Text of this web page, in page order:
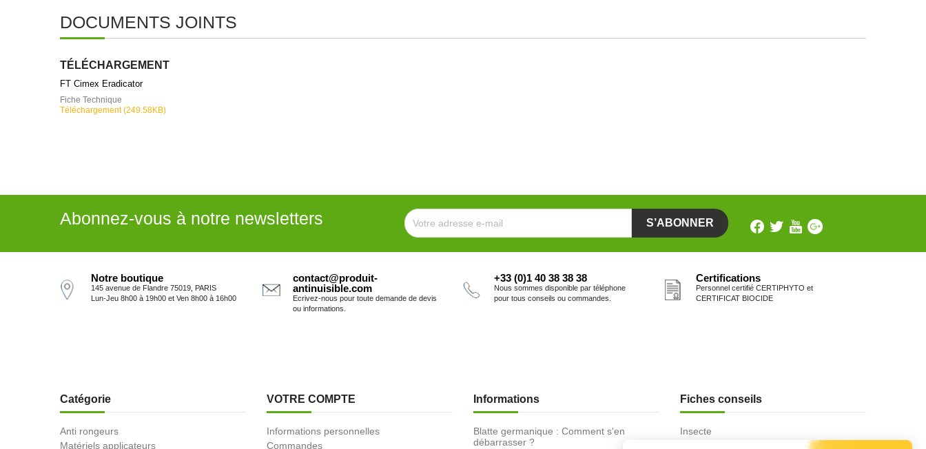
DOCUMENTS JOINTS
TÉLÉCHARGEMENT
FT Cimex Eradicator
Fiche Technique
Téléchargement (249.58KB)
Abonnez-vous à notre newsletters
Notre boutique
145 avenue de Flandre 75019, PARIS
Lun-Jeu 8h00 à 19h00 et Ven 8h00 à 16h00
contact@produit-
antinuisible.com
Ecrivez-nous pour toute demande de devis
ou informations.
+33 (0)1 40 38 38 38
Nous sommes disponible par téléphone
pour tous conseils ou commandes.
Certifications
Personnel certifié CERTIPHYTO et
CERTIFICAT BIOCIDE
Catégorie
Anti rongeurs
Matériels applicateurs
VOTRE COMPTE
Informations personnelles
Commandes
Informations
Blatte germanique : Comment s'en
débarrasser ?
Fiches conseils
Insecte